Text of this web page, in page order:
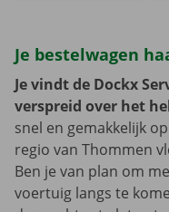
Je bestelwagen
Je vindt de Dockx
verspreid over het
snel en gemakkelijk
regio van Thommen
Ben je van plan om
voertuig langs te